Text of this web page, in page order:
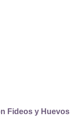
Fideos y Huevos